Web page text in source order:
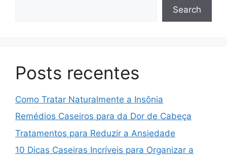
Search
Posts recentes
Como Tratar Naturalmente a Insônia
Remédios Caseiros para da Dor de Cabeça
Tratamentos para Reduzir a Ansiedade
10 Dicas Caseiras Incríveis para Organizar a